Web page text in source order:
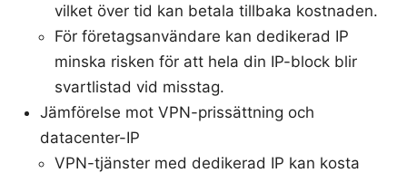
vilket över tid kan betala tillbaka kostnaden.
För företagsanvändare kan dedikerad IP
minska risken för att hela din IP-block blir
svartlistad vid misstag.
Jämförelse mot VPN-prissättning och
datacenter-IP
VPN-tjänster med dedikerad IP kan kosta